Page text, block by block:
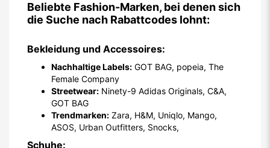
Beliebte Fashion-Marken, bei denen sich
die Suche nach Rabattcodes lohnt:
Bekleidung und Accessoires:
Nachhaltige Labels: GOT BAG, popeia, The
Female Company
Streetwear: Ninety-9 Adidas Originals, C&A,
GOT BAG
Trendmarken: Zara, H&M, Uniqlo, Mango,
ASOS, Urban Outfitters, Snocks,
Schuhe: